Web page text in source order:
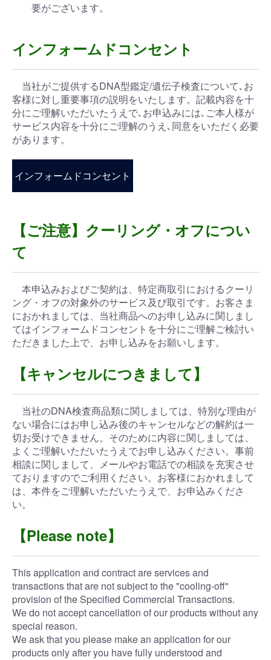
要がございます。
インフォームドコンセント
当社がご提供するDNA型鑑定/遺伝子検査について､お
客様に対し重要事項の説明をいたします。記載内容を十
分にご理解いただいたうえで､お申込みには､ご本人様が
サービス内容を十分にご理解のうえ､同意をいただく必要
があります。
インフォームドコンセント
【ご注意】クーリング・オフについ
て
本申込みおよびご契約は、特定商取引におけるクーリ
ング・オフの対象外のサービス及び取引です。お客さま
におかれましては、当社商品へのお申し込みに関しまし
てはインフォームドコンセントを十分にご理解ご検討い
ただきました上で、お申し込みをお願いします。
【キャンセルにつきまして】
当社のDNA検査商品類に関しましては、特別な理由が
ない場合にはお申し込み後のキャンセルなどの解約は一
切お受けできません。そのために内容に関しましては、
よくご理解いただいたうえでお申し込みください。事前
相談に関しまして、メールやお電話での相談を充実させ
ておりますのでご利用ください。お客様におかれまして
は、本件をご理解いただいたうえで、お申込みくださ
い。
【Please note】
This application and contract are services and
transactions that are not subject to the "cooling-off"
provision of the Specified Commercial Transactions.
We do not accept cancellation of our products without any
special reason.
We ask that you please make an application for our
products only after you have fully understood and